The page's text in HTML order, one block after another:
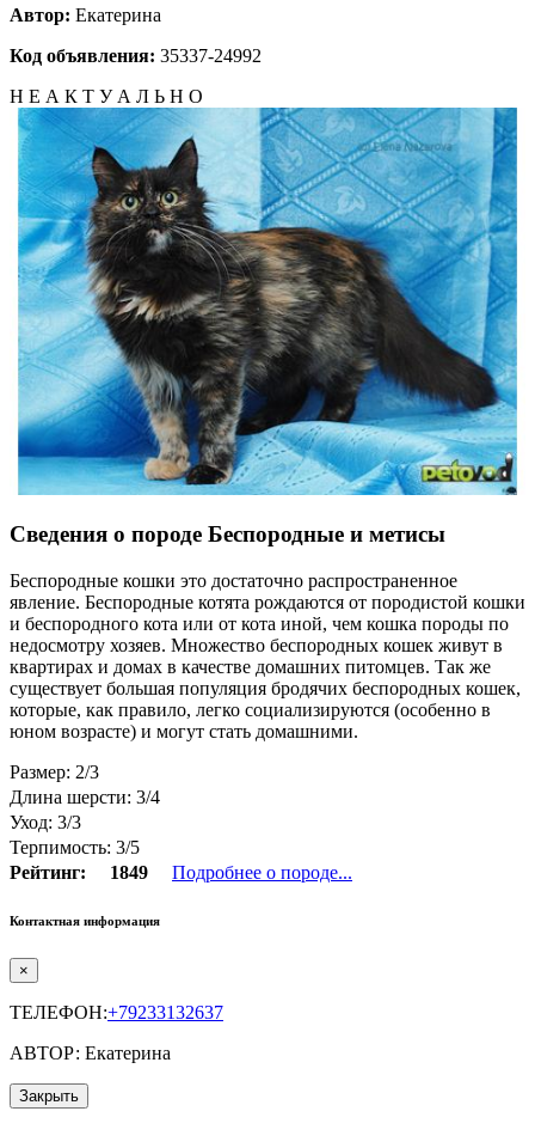
Автор: Екатерина
Код объявления: 35337-24992
Н Е А К Т У А Л Ь Н О
Сведения о породе Беспородные и метисы
Беспородные кошки это достаточно распространенное
явление. Беспородные котята рождаются от породистой кошки
и беспородного кота или от кота иной, чем кошка породы по
недосмотру хозяев. Множество беспородных кошек живут в
квартирах и домах в качестве домашних питомцев. Так же
существует большая популяция бродячих беспородных кошек,
которые, как правило, легко социализируются (особенно в
юном возрасте) и могут стать домашними.
Размер: 2/3
Длина шерсти: 3/4
Уход: 3/3
Терпимость: 3/5
Рейтинг:
1849 Подробнее о породе...
Контактная информация
×
ТЕЛЕФОН:+79233132637
АВТОР: Екатерина
Закрыть